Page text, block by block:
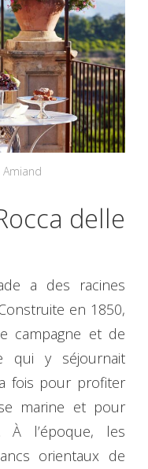
delle
a des racines
en 1850,
campagne et de
qui y séjournait
fois pour profiter
marine et pour
À l’époque, les
orientaux de